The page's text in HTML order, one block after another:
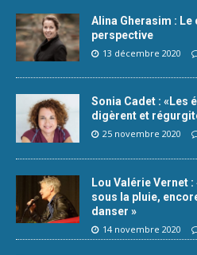
Alina Gherasim :
perspective
13 décembre 2020
Sonia Cadet : «Les
digèrent et
25 novembre 2020
Lou Valérie Vernet
sous la pluie,
danser »
14 novembre 2020